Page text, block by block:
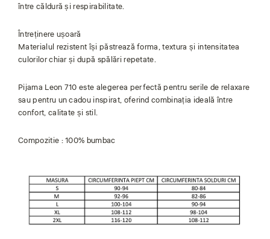
între căldură și respirabilitate.
Întreținere ușoară
Materialul rezistent își păstrează forma, textura și intensitatea
culorilor chiar și după spălări repetate.
Pijama Leon 710 este alegerea perfectă pentru serile de relaxare
sau pentru un cadou inspirat, oferind combinația ideală între
confort, calitate și stil.
Compozitie : 100% bumbac